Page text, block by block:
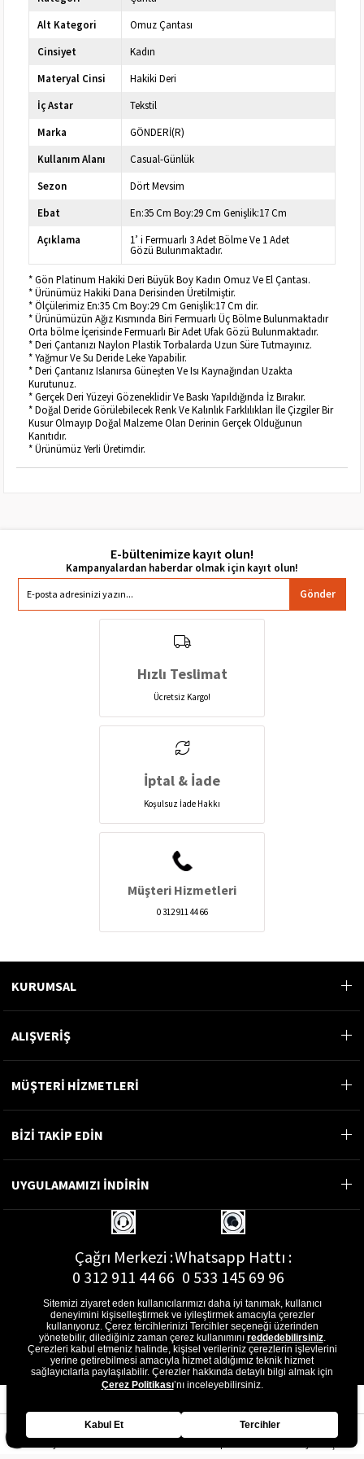
Alt Kategori
Omuz Çantası
Cinsiyet
Kadın
Materyal Cinsi
Hakiki Deri
İç Astar
Tekstil
Marka
GÖNDERİ(R)
Kullanım Alanı
Casual-Günlük
Sezon
Dört Mevsim
Ebat
En:35 Cm Boy:29 Cm Genişlik:17 Cm
Açıklama
1’ i Fermuarlı 3 Adet Bölme Ve 1 Adet
Gözü Bulunmaktadır.
* Gön Platinum Hakiki Deri Büyük Boy Kadın Omuz Ve El Çantası.
* Ürünümüz Hakiki Dana Derisinden Üretilmiştir.
* Ölçülerimiz En:35 Cm Boy:29 Cm Genişlik:17 Cm dir.
* Ürünümüzün Ağız Kısmında Biri Fermuarlı Üç Bölme Bulunmaktadır
Orta bölme İçerisinde Fermuarlı Bir Adet Ufak Gözü Bulunmaktadır.
* Deri Çantanızı Naylon Plastik Torbalarda Uzun Süre Tutmayınız.
* Yağmur Ve Su Deride Leke Yapabilir.
* Deri Çantanız Islanırsa Güneşten Ve Isı Kaynağından Uzakta
Kurutunuz.
* Gerçek Deri Yüzeyi Gözeneklidir Ve Baskı Yapıldığında İz Bırakır.
* Doğal Deride Görülebilecek Renk Ve Kalınlık Farklılıkları İle Çizgiler Bir
Kusur Olmayıp Doğal Malzeme Olan Derinin Gerçek Olduğunun
Kanıtıdır.
* Ürünümüz Yerli Üretimdir.
E-bültenimize kayıt olun!
Gönder
Hızlı Teslimat
Ücretsiz Kargo!
İptal & İade
Koşulsuz İade Hakkı
Müşteri Hizmetleri
0 312 911 44 66
KURUMSAL
ALIŞVERİŞ
MÜŞTERİ HİZMETLERİ
BİZİ TAKİP EDİN
UYGULAMAMIZI İNDİRİN
Çağrı Merkezi :
0 312 911 44 66
Whatsapp Hattı :
0 533 145 69 96
E-Posta Adresi :
musterihizmetleri@gon.com.tr
Sitemizi ziyaret eden kullanıcılarımızı daha iyi tanımak, kullanıcı
deneyimini kişiselleştirmek ve iyileştirmek amacıyla çerezler
kullanıyoruz. Çerez tercihlerinizi Tercihler seçeneği üzerinden
yönetebilir, dilediğiniz zaman çerez kullanımını reddedebilirsiniz.
Çerezleri kabul etmeniz halinde, kişisel verileriniz çerezlerin işlevlerini
yerine getirebilmesi amacıyla hizmet aldığımız teknik hizmet
sağlayıcılarla paylaşılabilir. Çerezler hakkında detaylı bilgi almak için
Çerez Politikası’nı inceleyebilirsiniz.
Kabul Et Tercihler